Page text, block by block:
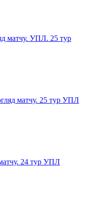
матчу. УПЛ. 25 тур
матчу. 25 тур УПЛ
24 тур УПЛ